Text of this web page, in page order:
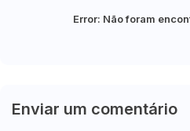
Error: Não foram
Enviar um comentário